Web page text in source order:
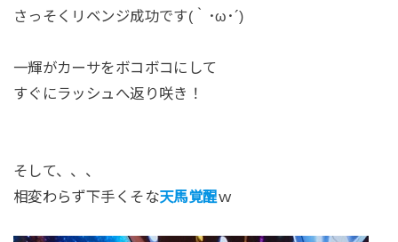
さっそくリベンジ成功です(｀･ω･´)
一輝がカーサをボコボコにして
すぐにラッシュへ返り咲き！
そして、、、
相変わらず下手くそな天馬覚醒ｗ